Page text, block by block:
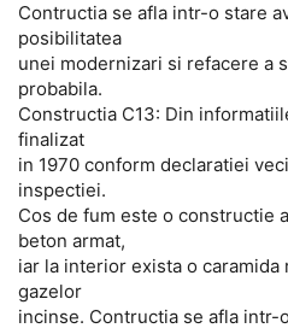
Contructia se afla intr-o stare
posibilitatea
unei modernizari si refacere a
probabila.
Constructia C13: Din
finalizat
in 1970 conform declaratiei
inspectiei.
Cos de fum este o constructie
beton armat,
iar la interior exista o
gazelor
incinse. Contructia se afla intr-